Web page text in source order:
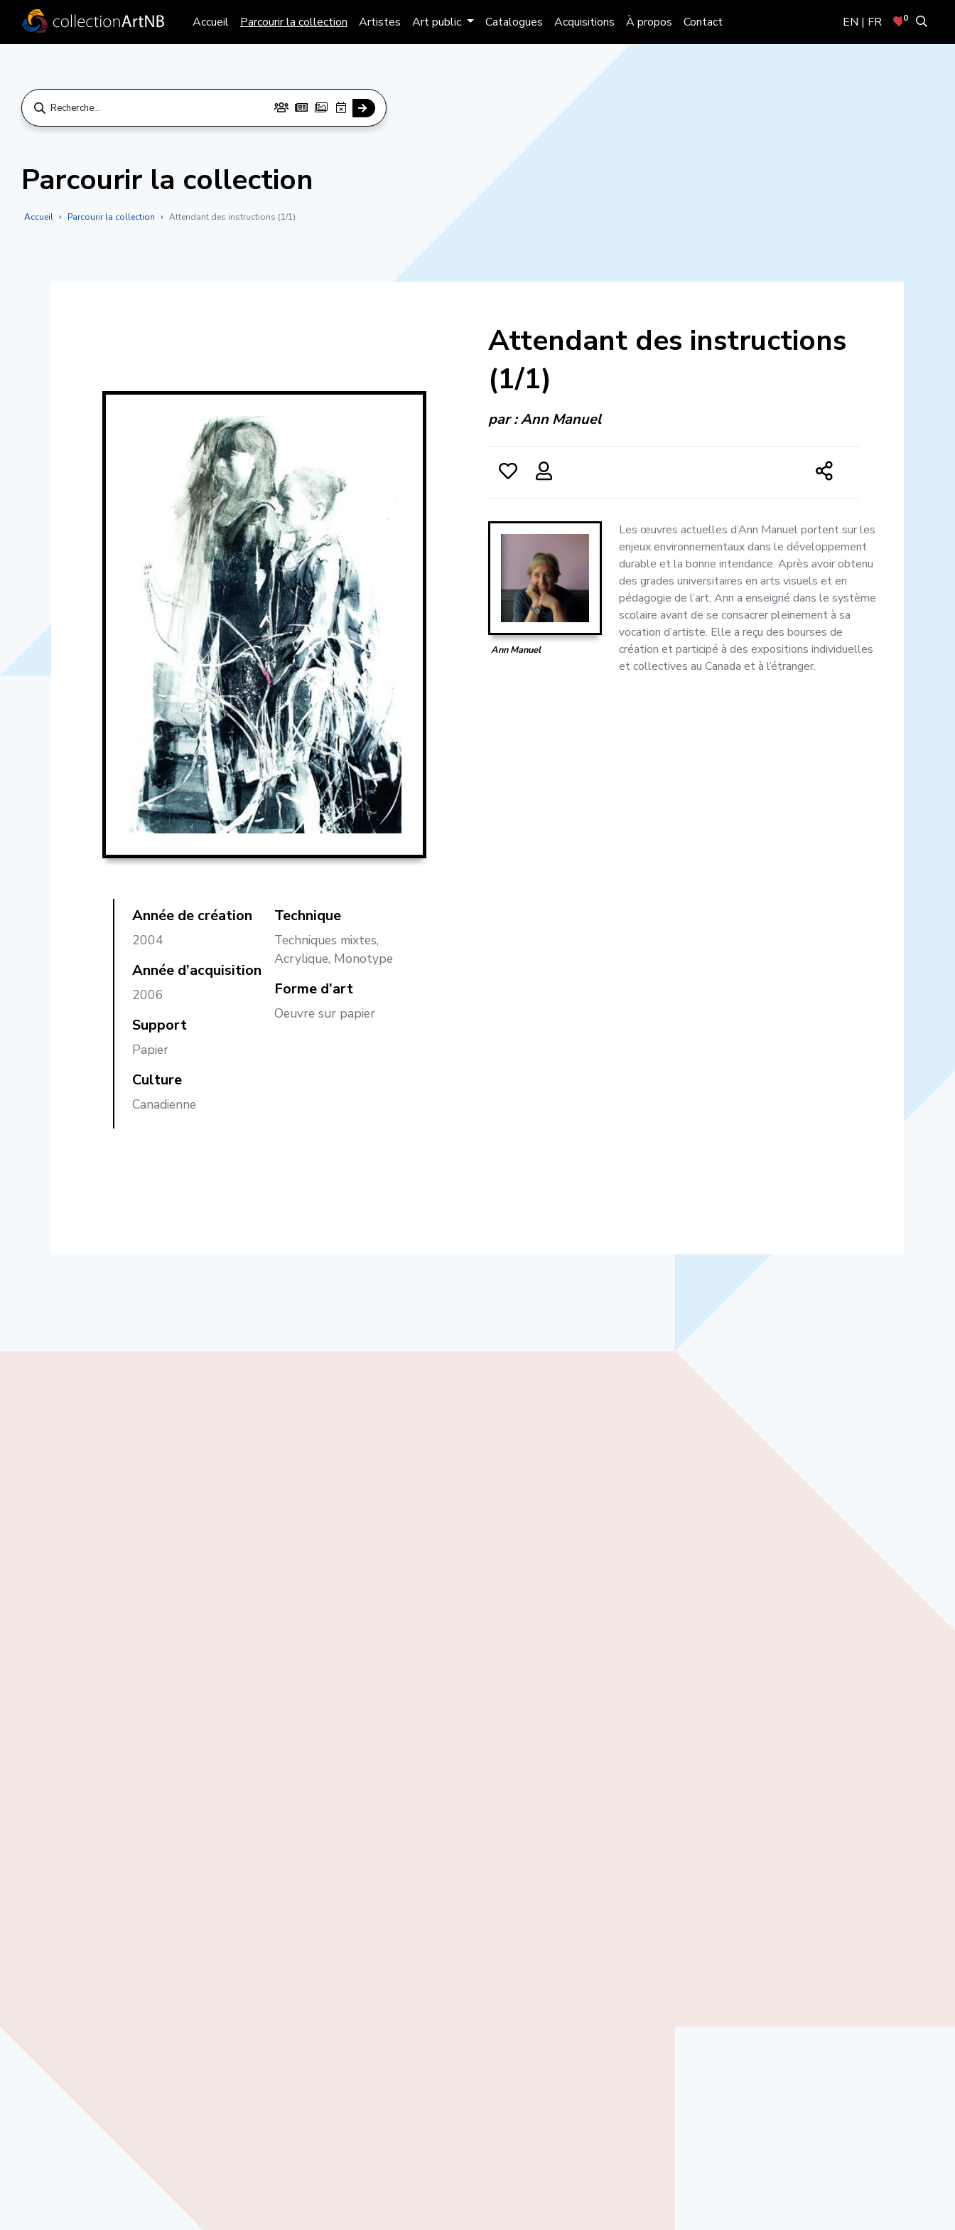
Accueil Parcourir la collection Artistes Art public Catalogues Acquisitions À propos Contact EN | FR 0
Parcourir la collection
Accueil Parcourir la collection Attendant des instructions (1/1)
Année de création
2004
Année d’acquisition
2006
Support
Papier
Culture
Canadienne
Technique
Techniques mixtes,
Acrylique, Monotype
Forme d’art
Oeuvre sur papier
Attendant des instructions
(1/1)
par :Ann Manuel
Ann Manuel
Les œuvres actuelles d’Ann Manuel portent sur les
enjeux environnementaux dans le développement
durable et la bonne intendance. Après avoir obtenu
des grades universitaires en arts visuels et en
pédagogie de l’art, Ann a enseigné dans le système
scolaire avant de se consacrer pleinement à sa
vocation d’artiste. Elle a reçu des bourses de
création et participé à des expositions individuelles
et collectives au Canada et à l’étranger.